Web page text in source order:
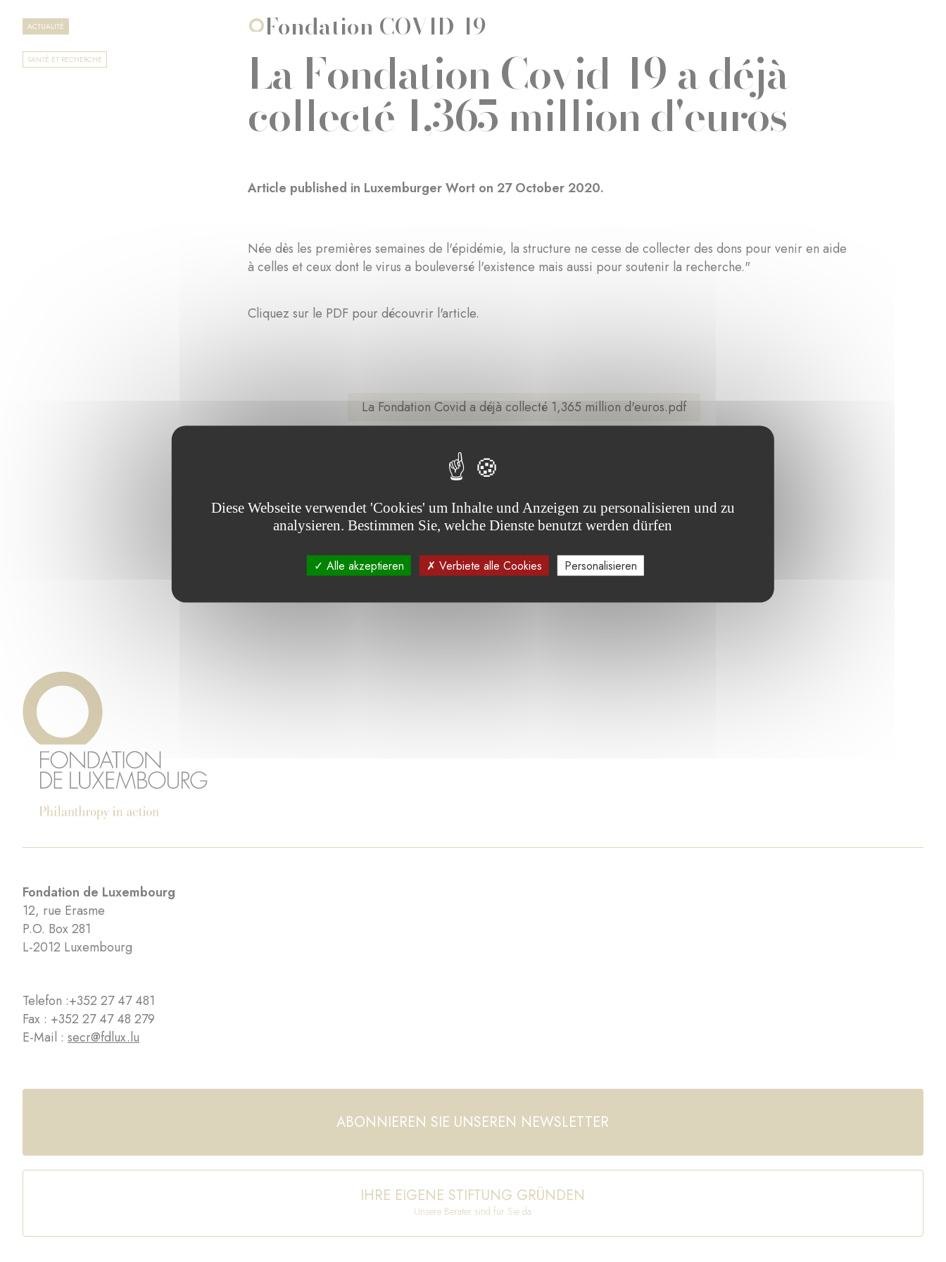
ACTUALITÉ
SANTÉ ET RECHERCHE
Fondation COVID-19
La Fondation Covid-19 a déjà
collecté 1,365 million d'euros
Article published in Luxemburger Wort on 27 October 2020.
Née dès les premières semaines de l'épidémie, la structure ne cesse de collecter des dons pour venir en aide
à celles et ceux dont le virus a bouleversé l'existence mais aussi pour soutenir la recherche."
Cliquez sur le PDF pour découvrir l'article.
La Fondation Covid a déjà collecté 1,365 million d'euros.pdf
Fondation de Luxembourg
12, rue Erasme
P.O. Box 281
L-2012 Luxembourg
Telefon :+352 27 47 481
Fax : +352 27 47 48 279
E-Mail : secr@fdlux.lu
ABONNIEREN SIE UNSEREN NEWSLETTER
IHRE EIGENE STIFTUNG GRÜNDEN
Unsere Berater sind für Sie da
Diese Webseite verwendet 'Cookies' um Inhalte und Anzeigen zu personalisieren und zu
analysieren. Bestimmen Sie, welche Dienste benutzt werden dürfen
Alle akzeptieren Verbiete alle Cookies Personalisieren